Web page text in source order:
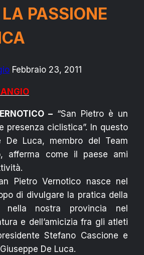
PASSIONE
Febbraio 23, 2011
– “San Pietro è un
presenza ciclistica”. In questo
De Luca, membro del Team
afferma come il paese ami
Pietro Vernotico nasce nel
di divulgare la pratica della
nella nostra provincia nel
e dell’amicizia fra gli atleti
Stefano Cascione e
De Luca.